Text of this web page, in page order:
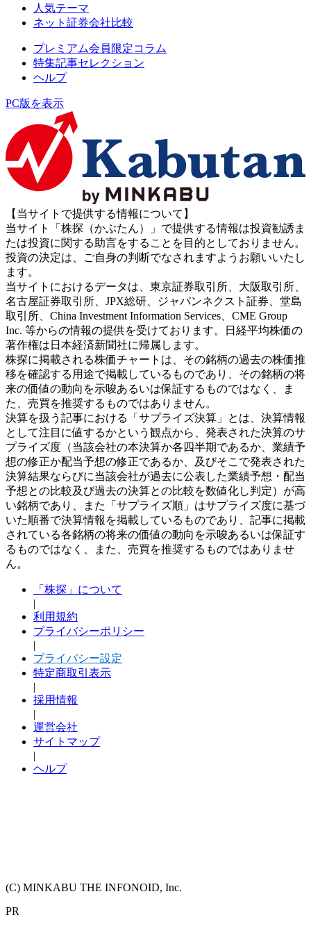
人気テーマ
ネット証券会社比較
プレミアム会員限定コラム
特集記事セレクション
ヘルプ
PC版を表示
【当サイトで提供する情報について】
当サイト「株探（かぶたん）」で提供する情報は投資勧誘ま
たは投資に関する助言をすることを目的としておりません。
投資の決定は、ご自身の判断でなされますようお願いいたし
ます。
当サイトにおけるデータは、東京証券取引所、大阪取引所、
名古屋証券取引所、JPX総研、ジャパンネクスト証券、堂島
取引所、China Investment Information Services、CME Group
Inc. 等からの情報の提供を受けております。日経平均株価の
著作権は日本経済新聞社に帰属します。
株探に掲載される株価チャートは、その銘柄の過去の株価推
移を確認する用途で掲載しているものであり、その銘柄の将
来の価値の動向を示唆あるいは保証するものではなく、ま
た、売買を推奨するものではありません。
決算を扱う記事における「サプライズ決算」とは、決算情報
として注目に値するかという観点から、発表された決算のサ
プライズ度（当該会社の本決算か各四半期であるか、業績予
想の修正か配当予想の修正であるか、及びそこで発表された
決算結果ならびに当該会社が過去に公表した業績予想・配当
予想との比較及び過去の決算との比較を数値化し判定）が高
い銘柄であり、また「サプライズ順」はサプライズ度に基づ
いた順番で決算情報を掲載しているものであり、記事に掲載
されている各銘柄の将来の価値の動向を示唆あるいは保証す
るものではなく、また、売買を推奨するものではありませ
ん。
「株探」について
|
利用規約
プライバシーポリシー
|
プライバシー設定
特定商取引表示
|
採用情報
|
運営会社
サイトマップ
|
ヘルプ
(C) MINKABU THE INFONOID, Inc.
PR